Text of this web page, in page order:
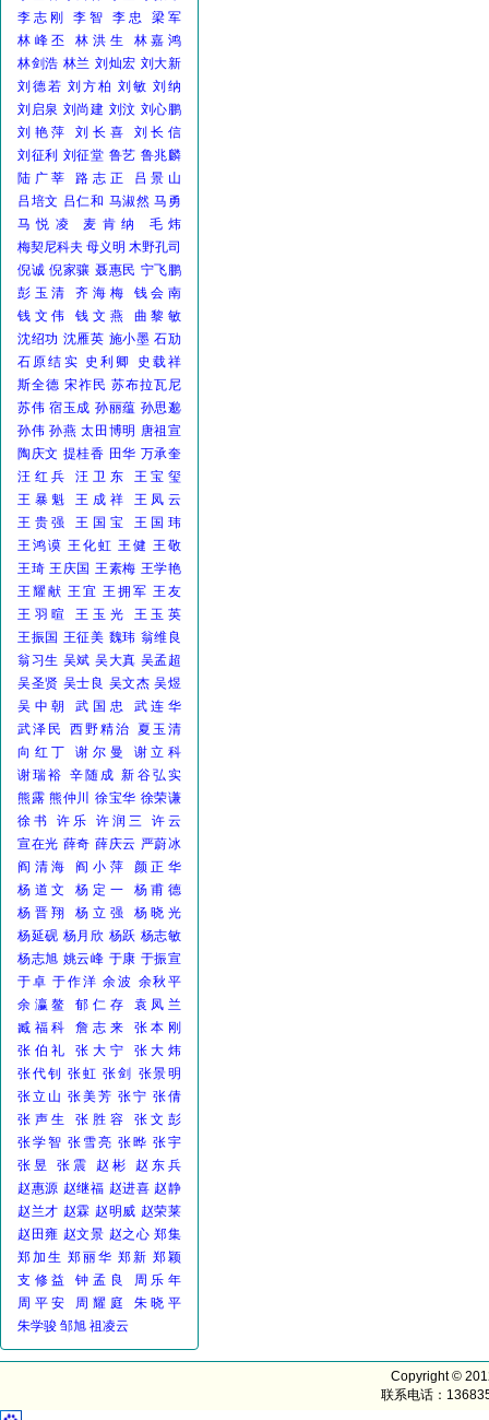
李志刚
李智 李忠
梁军
林峰丕
林洪生
林嘉鸿
林剑浩 林兰 刘灿宏 刘大新
刘德若 刘方柏 刘敏 刘纳
刘启泉 刘尚建 刘汶 刘心鹏
刘艳萍
刘长喜
刘长信
刘征利 刘征堂 鲁艺 鲁兆麟
陆广莘
路志正
吕景山
吕培文 吕仁和 马淑然 马勇
马悦凌
麦肯纳
毛炜
梅契尼科夫 母义明 木野孔司
倪诚 倪家骧 聂惠民 宁飞鹏
彭玉清
齐海梅
钱会南
钱文伟
钱文燕
曲黎敏
沈绍功 沈雁英 施小墨 石劢
石原结实 史利卿
史载祥
斯全德 宋祚民 苏布拉瓦尼
苏伟 宿玉成 孙丽蕴 孙思邈
孙伟 孙燕 太田博明 唐祖宣
陶庆文 提桂香 田华 万承奎
汪红兵
汪卫东
王宝玺
王暴魁
王成祥
王凤云
王贵强
王国宝
王国玮
王鸿谟 王化虹 王健 王敬
王琦 王庆国 王素梅 王学艳
王耀献 王宜 王拥军 王友
王羽暄
王玉光
王玉英
王振国 王征美 魏玮 翁维良
翁习生 吴斌 吴大真 吴孟超
吴圣贤 吴士良 吴文杰 吴煜
吴中朝
武国忠
武连华
武泽民
西野精治 夏玉清
向红丁
谢尔曼
谢立科
谢瑞裕 辛随成 新谷弘实
熊露 熊仲川 徐宝华 徐荣谦
徐书
许乐 许润三
许云
宣在光 薛奇 薛庆云 严蔚冰
阎清海
阎小萍
颜正华
杨道文
杨定一
杨甫德
杨晋翔
杨立强
杨晓光
杨延砚 杨月欣 杨跃 杨志敏
杨志旭 姚云峰 于康 于振宣
于卓 于作洋 余波 余秋平
余瀛鳌
郁仁存
袁凤兰
臧福科
詹志来
张本刚
张伯礼
张大宁
张大炜
张代钊
张虹 张剑
张景明
张立山 张美芳 张宁 张倩
张声生
张胜容
张文彭
张学智 张雪亮 张晔 张宇
张昱
张震 赵彬
赵东兵
赵惠源 赵继福 赵进喜 赵静
赵兰才 赵霖 赵明威 赵荣莱
赵田雍 赵文景 赵之心 郑集
郑加生 郑丽华 郑新 郑颖
支修益
钟孟良
周乐年
周平安
周耀庭
朱晓平
朱学骏 邹旭 祖凌云
Copyright ©
联系电话：